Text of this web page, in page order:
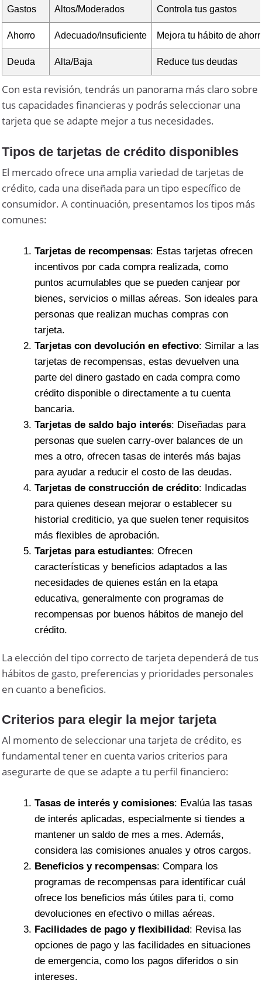
Gastos Altos/Moderados Controla tus gastos
Ahorro Adecuado/Insuficiente Mejora tu hábito de
Deuda Alta/Baja Reduce tus deudas
Con esta revisión, tendrás un panorama más claro sobre
tus capacidades financieras y podrás seleccionar una
tarjeta que se adapte mejor a tus necesidades.
Tipos de tarjetas de crédito disponibles
El mercado ofrece una amplia variedad de tarjetas de
crédito, cada una diseñada para un tipo específico de
consumidor. A continuación, presentamos los tipos más
comunes:
Tarjetas de recompensas: Estas tarjetas ofrecen
incentivos por cada compra realizada, como
puntos acumulables que se pueden canjear por
bienes, servicios o millas aéreas. Son ideales para
personas que realizan muchas compras con
tarjeta.
Tarjetas con devolución en efectivo: Similar a las
tarjetas de recompensas, estas devuelven una
parte del dinero gastado en cada compra como
crédito disponible o directamente a tu cuenta
bancaria.
Tarjetas de saldo bajo interés: Diseñadas para
personas que suelen carry-over balances de un
mes a otro, ofrecen tasas de interés más bajas
para ayudar a reducir el costo de las deudas.
Tarjetas de construcción de crédito: Indicadas
para quienes desean mejorar o establecer su
historial crediticio, ya que suelen tener requisitos
más flexibles de aprobación.
Tarjetas para estudiantes: Ofrecen
características y beneficios adaptados a las
necesidades de quienes están en la etapa
educativa, generalmente con programas de
recompensas por buenos hábitos de manejo del
crédito.
La elección del tipo correcto de tarjeta dependerá de tus
hábitos de gasto, preferencias y prioridades personales
en cuanto a beneficios.
Criterios para elegir la mejor tarjeta
Al momento de seleccionar una tarjeta de crédito, es
fundamental tener en cuenta varios criterios para
asegurarte de que se adapte a tu perfil financiero:
Tasas de interés y comisiones: Evalúa las tasas
de interés aplicadas, especialmente si tiendes a
mantener un saldo de mes a mes. Además,
considera las comisiones anuales y otros cargos.
Beneficios y recompensas: Compara los
programas de recompensas para identificar cuál
ofrece los beneficios más útiles para ti, como
devoluciones en efectivo o millas aéreas.
Facilidades de pago y flexibilidad: Revisa las
opciones de pago y las facilidades en situaciones
de emergencia, como los pagos diferidos o sin
intereses.